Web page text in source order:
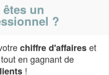
un
?
chiffre d'affaireset
tout en gagnant de
!